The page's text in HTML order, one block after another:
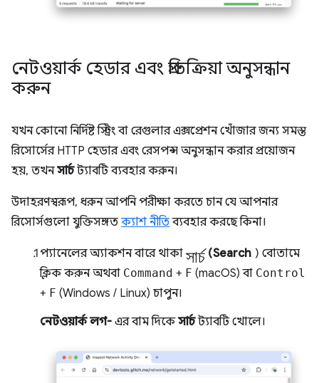
নেটওয়ার্ক হেডার এবং প্রতিক্রিয়া অনুসন্ধান
করুন
যখন কোনো নির্দিষ্ট স্ট্রিং বা রেগুলার এক্সপ্রেশন খোঁজার জন্য সমস্ত
রিসোর্সের HTTP হেডার এবং রেসপন্স অনুসন্ধান করার প্রয়োজন
হয়, তখনসার্চট্যাবটি ব্যবহার করুন।
উদাহরণস্বরূপ, ধরুন আপনি পরীক্ষা করতে চান যে আপনার
রিসোর্সগুলো যুক্তিসঙ্গত ক্যাশ নীতিব্যবহার করছে কিনা।
প্যানেলের অ্যাকশন বারে থাকা সার্চ (Search ) বোতামে
ক্লিক করুন অথবা Command + F (macOS) বা Control
+ F (Windows / Linux) চাপুন।
নেটওয়ার্ক লগ- এর বাম দিকেসার্চট্যাবটি খোলে।